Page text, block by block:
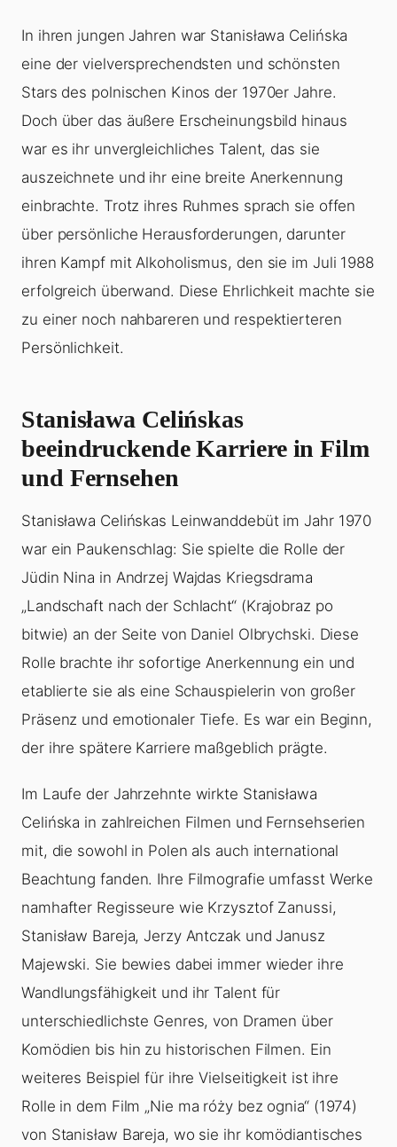
In ihren jungen Jahren war Stanisława Celińska
eine der vielversprechendsten und schönsten
Stars des polnischen Kinos der 1970er Jahre.
Doch über das äußere Erscheinungsbild hinaus
war es ihr unvergleichliches Talent, das sie
auszeichnete und ihr eine breite Anerkennung
einbrachte. Trotz ihres Ruhmes sprach sie offen
über persönliche Herausforderungen, darunter
ihren Kampf mit Alkoholismus, den sie im Juli 1988
erfolgreich überwand. Diese Ehrlichkeit machte sie
zu einer noch nahbareren und respektierteren
Persönlichkeit.
Stanisława Celińskas
beeindruckende Karriere in Film
und Fernsehen
Stanisława Celińskas Leinwanddebüt im Jahr 1970
war ein Paukenschlag: Sie spielte die Rolle der
Jüdin Nina in Andrzej Wajdas Kriegsdrama
„Landschaft nach der Schlacht“ (Krajobraz po
bitwie) an der Seite von Daniel Olbrychski. Diese
Rolle brachte ihr sofortige Anerkennung ein und
etablierte sie als eine Schauspielerin von großer
Präsenz und emotionaler Tiefe. Es war ein Beginn,
der ihre spätere Karriere maßgeblich prägte.
Im Laufe der Jahrzehnte wirkte Stanisława
Celińska in zahlreichen Filmen und Fernsehserien
mit, die sowohl in Polen als auch international
Beachtung fanden. Ihre Filmografie umfasst Werke
namhafter Regisseure wie Krzysztof Zanussi,
Stanisław Bareja, Jerzy Antczak und Janusz
Majewski. Sie bewies dabei immer wieder ihre
Wandlungsfähigkeit und ihr Talent für
unterschiedlichste Genres, von Dramen über
Komödien bis hin zu historischen Filmen. Ein
weiteres Beispiel für ihre Vielseitigkeit ist ihre
Rolle in dem Film „Nie ma róży bez ognia“ (1974)
von Stanisław Bareja, wo sie ihr komödiantisches